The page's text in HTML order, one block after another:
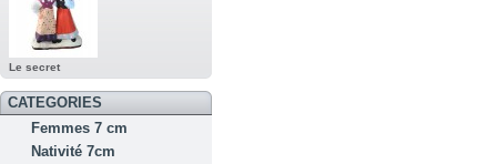
Le secret
CATEGORIES
Femmes 7 cm
Nativité 7cm